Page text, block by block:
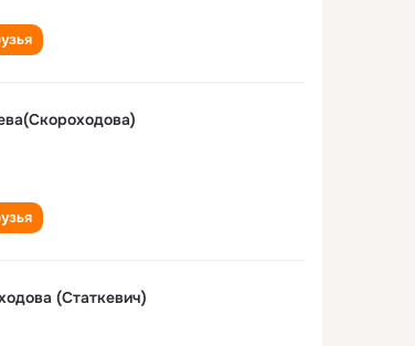
(Статкевич)